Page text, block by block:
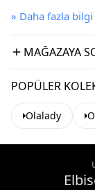
» Daha fazla
MAĞAZAYA
POPÜLER
Olalady